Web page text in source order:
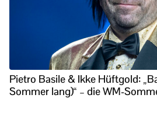
Pietro Basile & Ikke Hüftgold:
Sommer lang)“ – die WM-